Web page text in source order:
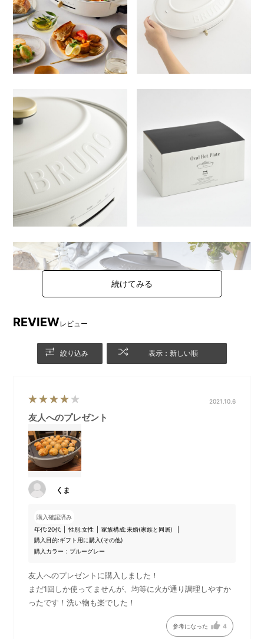
シィ)」の第1弾。
「オーバルホットプレート」本体には、平面、たこ焼き、深鍋
と、3種類のプレートが標準でセットになっています。
付属のハンドルを使えば、プレートの取り替えも楽々。テーブ
ルで次々と調理できるので、ホストもゲストと一緒に愉しめま
す。
ト用ハーフプレート」と
ート用グリルプレート」をセットにした、BRUNO直営サイト限
定のセットです。
DETAIL 商品詳細
REVIEWレビュー
絞り込み 表示：新しい順
2021.10.6
友人へのプレゼント
くま
購入確認済み
年代:20代 性別:女性 家族構成:未婚(家族と同居)
購入目的:ギフト用に購入(その他)
購入カラー：ブルーグレー
友人へのプレゼントに購入しました！
まだ1回しか使ってませんが、均等に火が通り調理しやすか
ったです！洗い物も楽でした！
参考になった 4